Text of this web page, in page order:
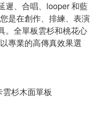
遲、合唱、looper 和藍
是在創作、排練、表演
。全單板雲杉和桃花心
專業的高傳真效果選
杉木面單板